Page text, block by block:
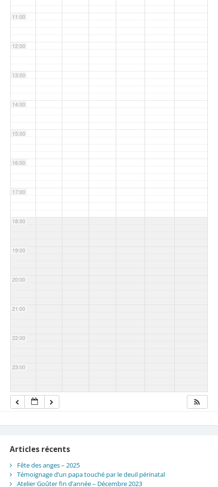
11:00
12:00
13:00
14:00
15:00
16:00
17:00
18:00
19:00
20:00
21:00
22:00
23:00
Articles récents
Fête des anges – 2025
Témoignage d’un papa touché par le deuil périnatal
Atelier Goûter fin d’année – Décembre 2023